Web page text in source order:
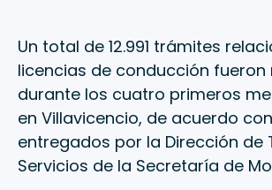
Un total de 12.991 trámites
licencias de conducción fueron
durante los cuatro primeros
en Villavicencio, de acuerdo
entregados por la Dirección de
Servicios de la Secretaría de